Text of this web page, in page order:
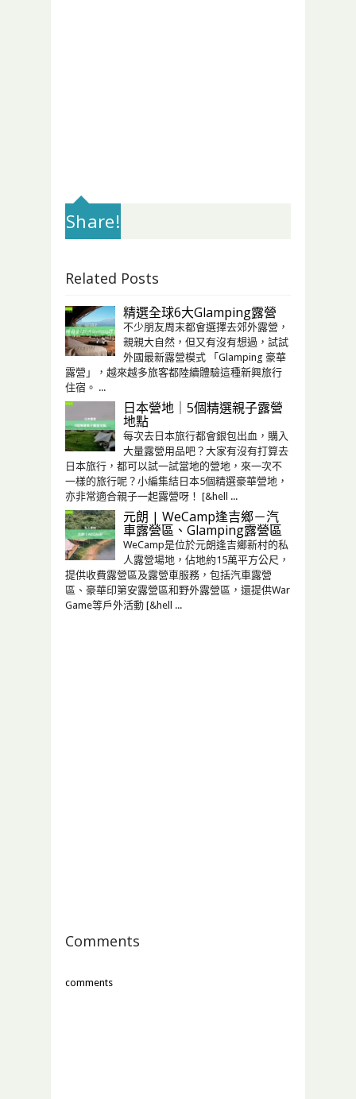
Share!
Related Posts
精選全球6大Glamping露營
不少朋友周末都會選擇去郊外露營，
親親大自然，但又有沒有想過，試試
外國最新露營模式 「Glamping 豪華
露營」，越來越多旅客都陸續體驗這種新興旅行
住宿。 ...
日本營地｜5個精選親子露營
地點
每次去日本旅行都會銀包出血，購入
大量露營用品吧？大家有沒有打算去
日本旅行，都可以試一試當地的營地，來一次不
一樣的旅行呢？小編集結日本5個精選豪華營地，
亦非常適合親子一起露營呀！ [&hell ...
元朗 | WeCamp逢吉鄉－汽
車露營區、Glamping露營區
WeCamp是位於元朗逢吉鄉新村的私
人露營場地，佔地約15萬平方公尺，
提供收費露營區及露營車服務，包括汽⾞露營
區、豪華印第安露營區和野外露營區，還提供War
Game等戶外活動 [&hell ...
Comments
comments